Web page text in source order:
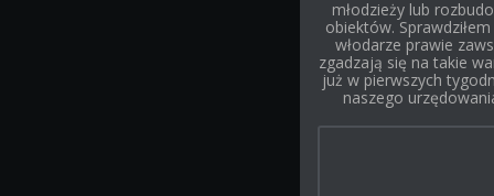
młodzieży lub
obiektów.
włodarze prawie
zgadzają się na takie
już w pierwszych
naszego